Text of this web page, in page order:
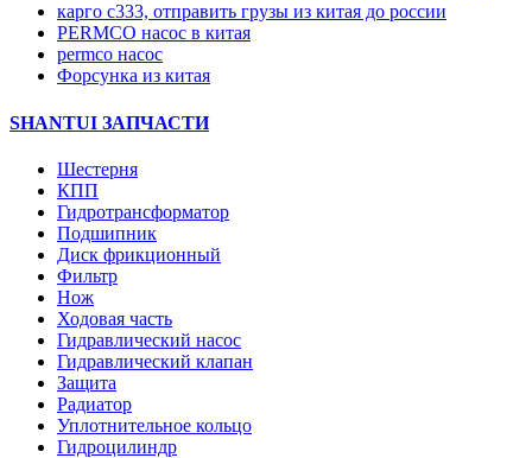
карго с333, отправить грузы из китая до россии
PERMCO насос в китая
permco насос
Форсунка из китая
SHANTUI ЗАПЧАСТИ
Шестерня
КПП
Гидротрансформатор
Подшипник
Диск фрикционный
Фильтр
Нож
Ходовая часть
Гидравлический насос
Гидравлический клапан
Защита
Радиатор
Уплотнительное кольцо
Гидроцилиндр